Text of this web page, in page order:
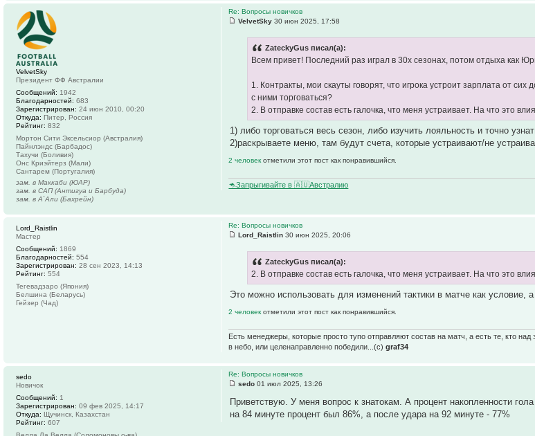
Re: Вопросы новичков
VelvetSky 30 июн 2025, 17:58
ZateckyGus писал(а):
Всем привет! Последний раз играл в 30х сезонах, потом отдыха как
1. Контракты, мои скауты говорят, что игрока устроит зарплата от
с ними торговаться?
2. В отправке состав есть галочка, что меня устраивает. На что это
1) либо торговаться весь сезон, либо изучить лояльность и точно
2)раскрываете меню, там будут счета, которые устраивают/не
2 человекотметили этот пост как понравившийся.
🦘Запрыгивайте в 🇦🇺Австралию
VelvetSky
Президент ФФ Австралии
Сообщений: 1942
Благодарностей: 683
Зарегистрирован: 24 июн 2010, 00:20
Откуда: Питер, Россия
Рейтинг: 832
Мортон Сити Эксельсиор (Австралия)
Пайнлэндс (Барбадос)
Тахучи (Боливия)
Онс Криэйтерз (Мали)
Сантарем (Португалия)
зам. в Маккаби (ЮАР)
зам. в САП (Антигуа и Барбуда)
зам. в А`Али (Бахрейн)
Re: Вопросы новичков
Lord_Raistlin 30 июн 2025, 20:06
ZateckyGus писал(а):
2. В отправке состав есть галочка, что меня устраивает. На что это
Это можно использовать для изменений тактики в матче как условие, а
2 человекотметили этот пост как понравившийся.
Есть менеджеры, которые просто тупо отправляют состав на матч, а есть те, кто
в небо, или целенаправленно победили...(с)graf34
Lord_Raistlin
Мастер
Сообщений: 1869
Благодарностей: 554
Зарегистрирован: 28 сен 2023, 14:13
Рейтинг: 554
Тегевадзаро (Япония)
Белшина (Беларусь)
Гейзер (Чад)
Re: Вопросы новичков
sedo 01 июл 2025, 13:26
Приветствую. У меня вопрос к знатокам. А процент накопленности
на 84 минуте процент был 86%, а после удара на 92 минуте - 77%
sedo
Новичок
Сообщений: 1
Зарегистрирован: 09 фев 2025, 14:17
Откуда: Щучинск, Казахстан
Рейтинг: 607